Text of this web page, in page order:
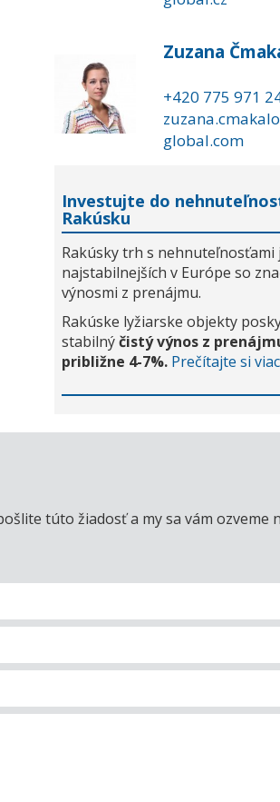
Zuzana
+420 775 971
global.com
Investujte do
Rakúsku
Rakúsky trh s nehnuteľnosťami
najstabilnejších v Európe so
výnosmi z prenájmu.
Rakúske lyžiarske objekty
stabilnýčistý výnos z
približne 4-7%. Prečítajte si
túto žiadosť a my sa vám ozveme